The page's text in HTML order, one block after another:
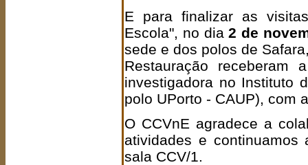
E para finalizar as
Escola", no dia2 de
sede e dos polos de
Restauração receberam
investigadora no Instituto
polo UPorto - CAUP), com
O CCVnE agradece a
atividades e
sala CCV/1.